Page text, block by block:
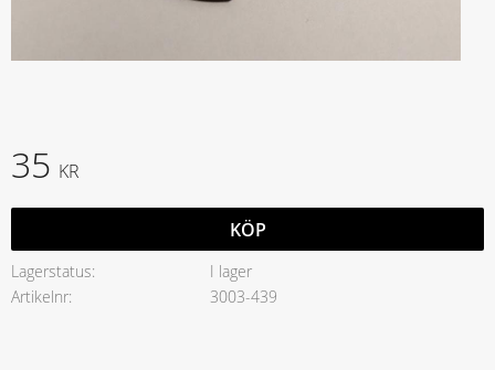
35 KR
KÖP
Lagerstatus
I lager
Artikelnr
3003-439